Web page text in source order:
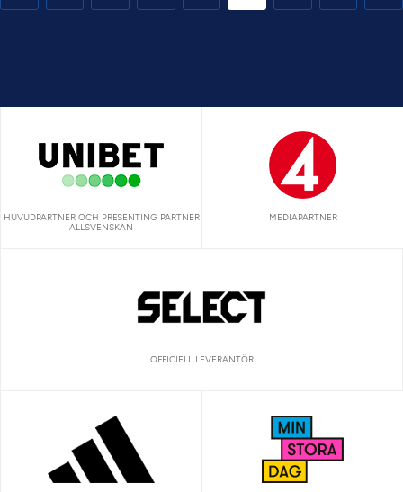
HUVUDPARTNER OCH PRESENTING PARTNER
ALLSVENSKAN
MEDIAPARTNER
OFFICIELL LEVERANTÖR